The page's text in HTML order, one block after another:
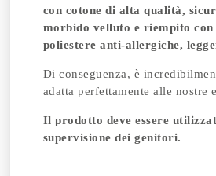
con cotone di alta qualità,
morbido velluto e riempito
poliestere anti-allergiche,
Di conseguenza, è
adatta perfettamente alle nostre
Il prodotto deve essere
supervisione dei genitori.